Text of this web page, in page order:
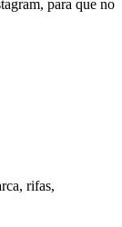
para que no
rifas,